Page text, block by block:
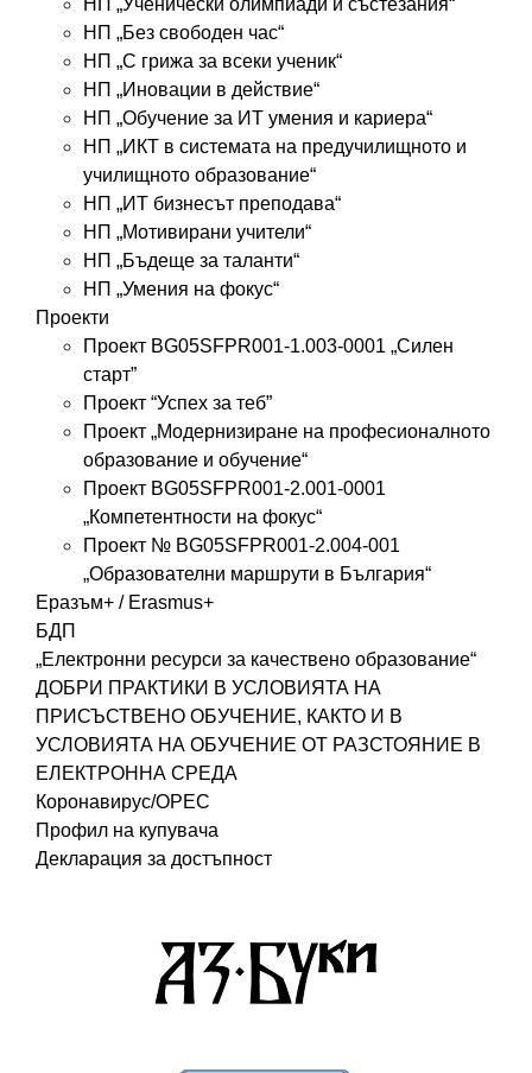
НП „Без свободен час“
НП „С грижа за всеки ученик“
НП „Иновации в действие“
НП „Обучение за ИТ умения и кариера“
НП „ИКТ в системата на предучилищното и
училищното образование“
НП „ИТ бизнесът преподава“
НП „Мотивирани учители“
НП „Бъдеще за таланти“
НП „Умения на фокус“
Проекти
Проект BG05SFPR001-1.003-0001 „Силен
старт”
Проект “Успех за теб”
Проект „Модернизиране на професионалното
образование и обучение“
Проект BG05SFPR001-2.001-0001
„Компетентности на фокус“
Проект № BG05SFPR001-2.004-001
„Образователни маршрути в България“
Еразъм+ / Erasmus+
БДП
„Електронни ресурси за качествено образование“
ДОБРИ ПРАКТИКИ В УСЛОВИЯТА НА
ПРИСЪСТВЕНО ОБУЧЕНИЕ, КАКТО И В
УСЛОВИЯТА НА ОБУЧЕНИЕ ОТ РАЗСТОЯНИЕ В
ЕЛЕКТРОННА СРЕДА
Коронавирус/ОРЕС
Профил на купувача
Декларация за достъпност